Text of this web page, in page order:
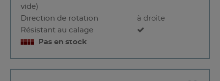
vide)
Direction de rotation
à droite
Résistant au calage
Pas en stock